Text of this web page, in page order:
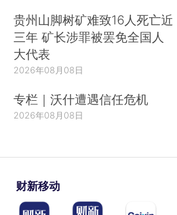
贵州山脚树矿难致16人死亡近
三年 矿长涉罪被罢免全国人
大代表
2026年08月08日
专栏｜沃什遭遇信任危机
2026年08月08日
财新移动